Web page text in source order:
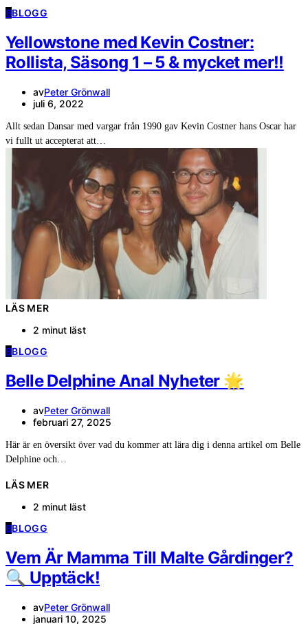
BBLOGG
Yellowstone med Kevin Costner:
Rollista, Säsong 1 – 5 & mycket mer!!
avPeter Grönwall
juli 6, 2022
Allt sedan Dansar med vargar från 1990 gav Kevin Costner hans Oscar har
vi fullt ut accepterat att…
LÄS MER
2 minut läst
BBLOGG
Belle Delphine Anal Nyheter 🌟
avPeter Grönwall
februari 27, 2025
Här är en översikt över vad du kommer att lära dig i denna artikel om Belle
Delphine och…
LÄS MER
2 minut läst
BBLOGG
Vem Är Mamma Till Malte Gårdinger?
🔍 Upptäck!
avPeter Grönwall
januari 10, 2025